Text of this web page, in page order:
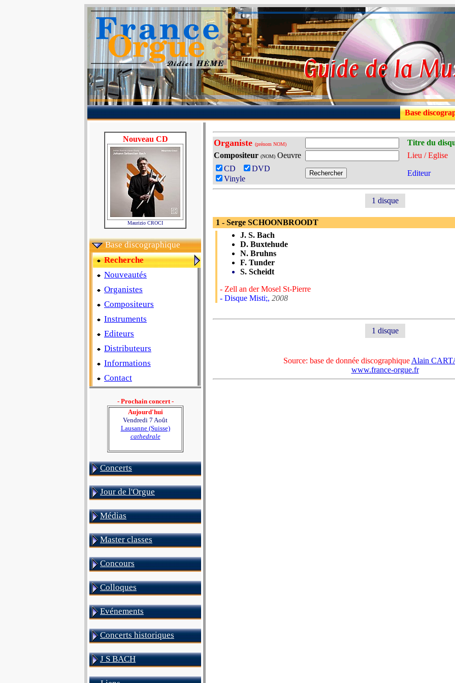
Base
Nouveau CD
Maurizio CROCI
Base discographique
Recherche
Nouveautés
Organistes
Compositeurs
Instruments
Editeurs
Distributeurs
Informations
Contact
- Prochain concert -
Aujourd'hui
Vendredi 7 Août
Lausanne (Suisse)
cathedrale
Concerts
Jour de l'Orgue
Médias
Master classes
Concours
Colloques
Evénements
Concerts historiques
J S BACH
Organiste (prénom NOM)
Titre du
Compositeur (NOM) Oeuvre
Lieu / Eglise
CD
DVD
Vinyle
Editeur
1 disque
1 - Serge SCHOONBROODT
J. S. Bach
D. Buxtehude
N. Bruhns
F. Tunder
S. Scheidt
- Zell an der Mosel St-Pierre
- Disque Misti;, 2008
1 disque
Source: base de donnée discographique Alain
www.france-orgue.fr